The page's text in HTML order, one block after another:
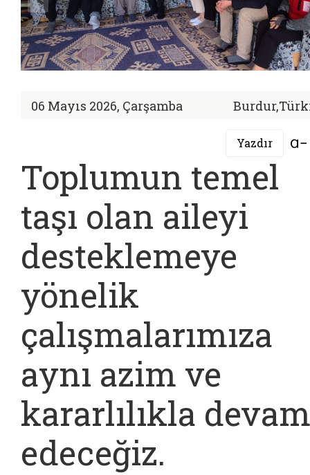
06 Mayıs 2026, Çarşamba
Yazdır
Toplumun temel
taşı olan aileyi
desteklemeye
yönelik
çalışmalarımıza
aynı azim ve
kararlılıkla devam
edeceğiz.